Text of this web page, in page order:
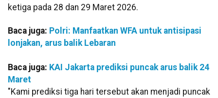
ketiga pada 28 dan 29 Maret 2026.
Baca juga: Polri: Manfaatkan WFA untuk antisipasi
lonjakan, arus balik Lebaran
Baca juga: KAI Jakarta prediksi puncak arus balik 24
Maret
"Kami prediksi tiga hari tersebut akan menjadi puncak